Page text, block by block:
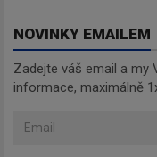
NOVINKY EMAILEM
Zadejte váš email a my
informace, maximálně